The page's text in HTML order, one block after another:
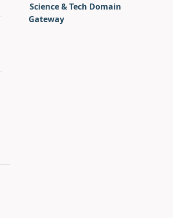
Science & Tech Domain
Gateway